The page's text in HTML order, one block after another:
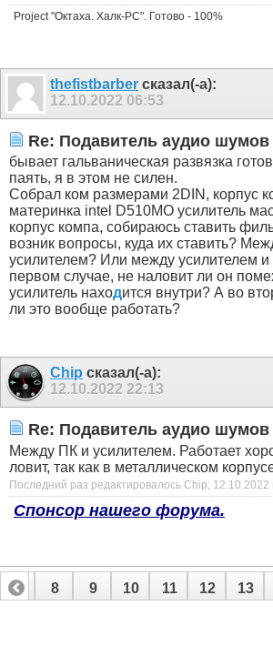
Project "Октаха. Халк-PC". Готово - 100%
thefistbarber сказал(-а):
12.10.2022 06:53
Re: Подавитель аудио шумов
бывает гальваническая развязка
паять, я в этом не силен.
Собрал ком размерами 2DIN, корпус
материнка intel D510MO усилитель
корпус компа, собираюсь ставить
возник вопросы, куда их ставить?
усилителем? Или между усилителем
первом случае, не наловит ли он
усилитель находится внутри? А во
ли это вообще работать?
Chip сказал(-а):
12.10.2022 22:13
Re: Подавитель аудио шумов
Между ПК и усилителем. Работает
ловит, так как в металлическом
Последний раз редактировалось Chip; 12.10.2022
Спонсор нашего форума.
7 8 9 10 11 12 13